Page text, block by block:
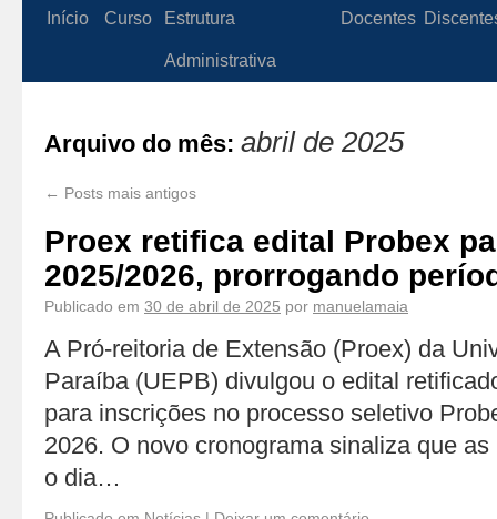
Início Curso Estrutura
Administrativa
Docentes
Arquivo do mês: abril de 2025
← Posts mais antigos
Proex retifica edital Probex
2025/2026, prorrogando
Publicado em 30 de abril de 2025 por manuelamaia
A Pró-reitoria de Extensão (Proex) da
Paraíba (UEPB) divulgou o edital
para inscrições no processo seletivo
2026. O novo cronograma sinaliza que
o dia…